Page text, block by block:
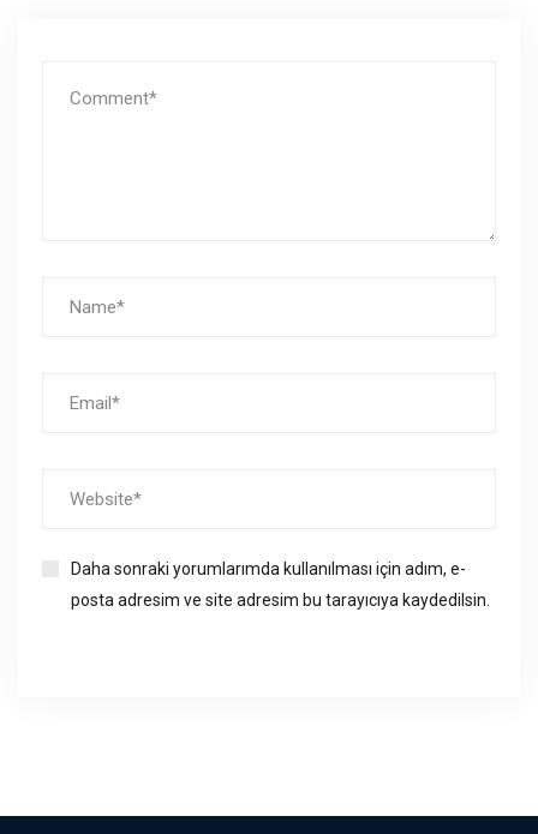
Daha sonraki yorumlarımda kullanılması için adım, e-
posta adresim ve site adresim bu tarayıcıya kaydedilsin.